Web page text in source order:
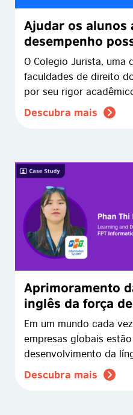
Ajudar os alunos
desempenho
remotos de inglês
O Colegio Jurista, uma
faculdades de direito
por seu rigor
Descubra mais
Aprimoramento
inglês da força
sucesso global
Em um mundo cada
empresas globais
desenvolvimento da
Descubra mais